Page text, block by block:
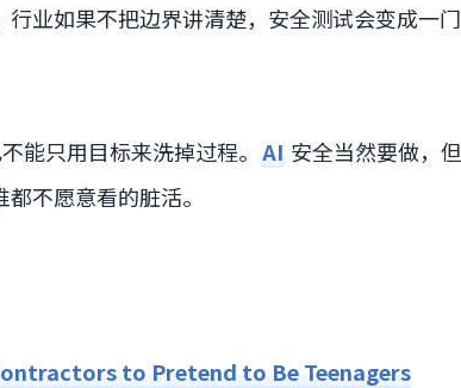
业如果不把边界讲清楚，安全测试会变成一门
能只用目标来洗掉过程。 AI 安全当然要做，但
不愿意看的脏活。
to Pretend to Be Teenagers